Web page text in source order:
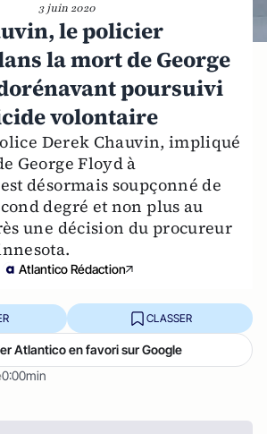
3 juin 2020
le policier
la mort de George
poursuivi
volontaire
Derek Chauvin, impliqué
George Floyd à
désormais soupçonné de
degré et non plus au
une décision du procureur
Atlantico Rédaction
0:00min
CLASSER
Atlantico en favori sur Google